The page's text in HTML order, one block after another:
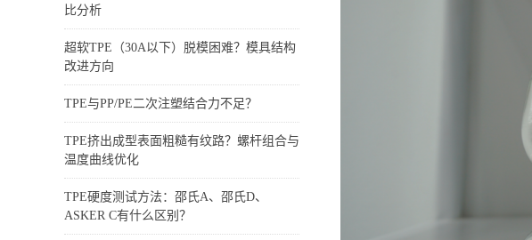
比分析
超软TPE（30A以下）脱模困难？模具结构
改进方向
TPE与PP/PE二次注塑结合力不足？
TPE挤出成型表面粗糙有纹路？螺杆组合与
温度曲线优化
TPE硬度测试方法：邵氏A、邵氏D、
ASKER C有什么区别？